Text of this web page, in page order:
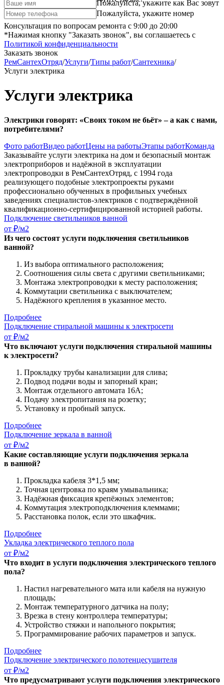
Пожалуйста, укажите как Вас зовут
Пожалуйста, укажите номер
Консультация по вопросам ремонта с 9:00 до 20:00
*Нажимая кнопку "Заказать звонок", вы соглашаетесь с
Политикой конфиденциальности
Заказать звонок
РемСантехОтряд/Услуги/Типы работ/Сантехника/
Услуги электрика
Услуги электрика
Электрики говорят: «Своих током не бьёт» – а как с нами,
потребителями?
Фото работВидео работЦены на работыЭтапы работКоманда
Заказывайте услуги электрика на дом и безопасный монтаж
электроприборов и надёжной в эксплуатации
электропроводки в РемСантехОтряд, с 1994 года
реализующего подобные электропроекты руками
профессионально обученных в профильных учебных
заведениях специалистов-электриков с подтверждённой
квалификационно-сертифицированной историей работы.
Подключение светильников ванной
от ₽/м2
Из чего состоят услуги подключения светильников
ванной?
Из выбора оптимального расположения;
Соотношения силы света с другими светильниками;
Монтажа электропроводки к месту расположения;
Коммутации светильника с выключателем;
Надёжного крепления в указанное место.
Подробнее
Подключение стиральной машины к электросети
от ₽/м2
Что включают услуги подключения стиральной машины
к электросети?
Прокладку трубы канализации для слива;
Подвод подачи воды и запорный кран;
Монтаж отдельного автомата 16А;
Подачу электропитания на розетку;
Установку и пробный запуск.
Подробнее
Подключение зеркала в ванной
от ₽/м2
Какие составляющие услуги подключения зеркала
в ванной?
Прокладка кабеля 3*1,5 мм;
Точная центровка по краям умывальника;
Надёжная фиксация крепёжных элементов;
Коммутация электроподключения клеммами;
Расстановка полок, если это шкафчик.
Подробнее
Укладка электрического теплого пола
от ₽/м2
Что входит в услуги подключения электрического теплого
пола?
Настил нагревательного мата или кабеля на нужную
площадь;
Монтаж температурного датчика на полу;
Врезка в стену контроллера температуры;
Устройство стяжки и напольного покрытия;
Программирование рабочих параметров и запуск.
Подробнее
Подключение электрического полотенцесушителя
от ₽/м2
Что предусматривают услуги подключения электрического